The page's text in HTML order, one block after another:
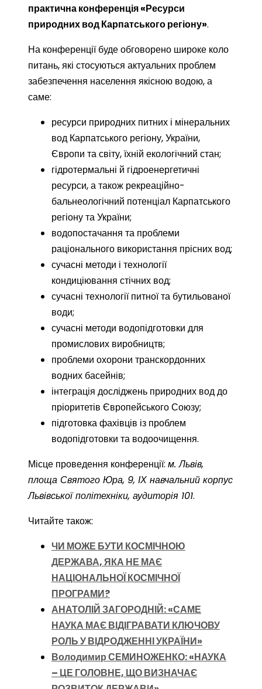
практична конференція «Ресурси
природних вод Карпатського регіону».
На конференції буде обговорено широке коло
питань, які стосуються актуальних проблем
забезпечення населення якісною водою, а
саме:
ресурси природних питних і мінеральних
вод Карпатського регіону, України,
Європи та світу, їхній екологічний стан;
гідротермальні й гідроенергетичні
ресурси, а також рекреаційно-
бальнеологічний потенціал Карпатського
регіону та України;
водопостачання та проблеми
раціонального використання прісних вод;
сучасні методи і технології
кондиціювання стічних вод;
сучасні технології питної та бутильованої
води;
сучасні методи водопідготовки для
промислових виробництв;
проблеми охорони транскордонних
водних басейнів;
інтеграція досліджень природних вод до
пріоритетів Європейського Союзу;
підготовка фахівців із проблем
водопідготовки та водоочищення.
Місце проведення конференції: м. Львів,
площа Святого Юра, 9, ІХ навчальний корпус
Львівської політехніки, аудиторія 101.
Читайте також:
ЧИ МОЖЕ БУТИ КОСМІЧНОЮ
ДЕРЖАВА, ЯКА НЕ МАЄ
НАЦІОНАЛЬНОЇ КОСМІЧНОЇ
ПРОГРАМИ?
АНАТОЛІЙ ЗАГОРОДНІЙ: «САМЕ
НАУКА МАЄ ВІДІГРАВАТИ КЛЮЧОВУ
РОЛЬ У ВІДРОДЖЕННІ УКРАЇНИ»
Володимир СЕМИНОЖЕНКО: «НАУКА
– ЦЕ ГОЛОВНЕ, ЩО ВИЗНАЧАЄ